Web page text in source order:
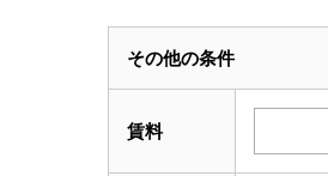
その他の条件
賃料